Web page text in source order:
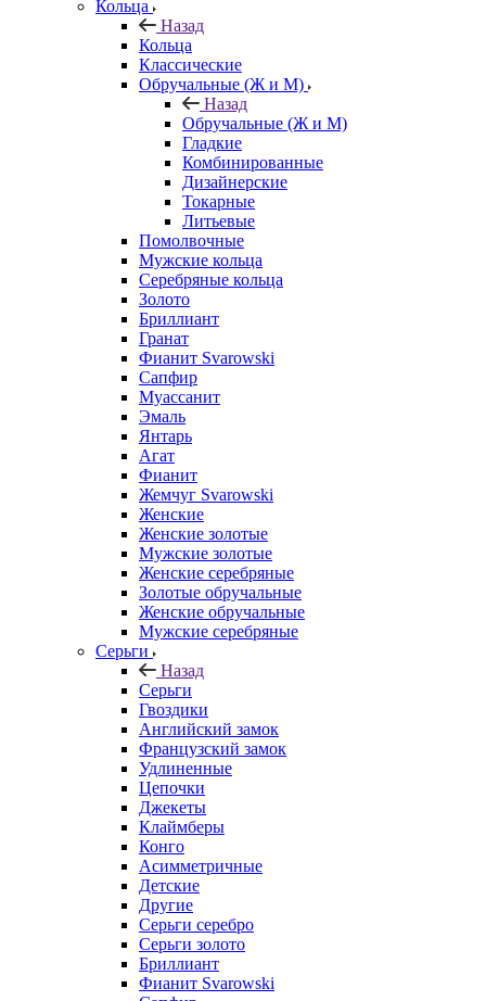
Кольца
Назад
Кольца
Классические
Обручальные (Ж и М)
Назад
Обручальные (Ж и М)
Гладкие
Комбинированные
Дизайнерские
Токарные
Литьевые
Помолвочные
Мужские кольца
Серебряные кольца
Золото
Бриллиант
Гранат
Фианит Svarowski
Сапфир
Муассанит
Эмаль
Янтарь
Агат
Фианит
Жемчуг Svarowski
Женские
Женские золотые
Мужские золотые
Женские серебряные
Золотые обручальные
Женские обручальные
Мужские серебряные
Серьги
Назад
Серьги
Гвоздики
Английский замок
Французский замок
Удлиненные
Цепочки
Джекеты
Клаймберы
Конго
Асимметричные
Детские
Другие
Серьги серебро
Серьги золото
Бриллиант
Фианит Svarowski